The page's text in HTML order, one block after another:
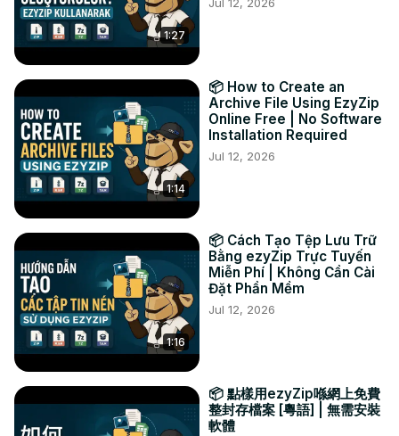
PINTEREST: https://www.pinterest.com.au/ezyzip
1:27
Jul 12, 2026
1:14
📦 How to Create an
Archive File Using EzyZip
Online Free | No Software
Installation Required
Jul 12, 2026
1:16
📦 Cách Tạo Tệp Lưu Trữ
Bằng ezyZip Trực Tuyến
Miễn Phí | Không Cần Cài
Đặt Phần Mềm
Jul 12, 2026
📦 點樣用ezyZip喺網上免費
整封存檔案 [粵語] | 無需安裝
軟體